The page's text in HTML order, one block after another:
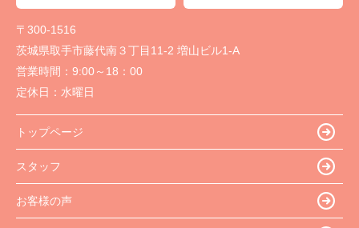
〒300-1516
茨城県取手市藤代南３丁目11-2 増山ビル1-A
営業時間： 9:00～18：00
定休日： 水曜日
トップページ
スタッフ
お客様の声